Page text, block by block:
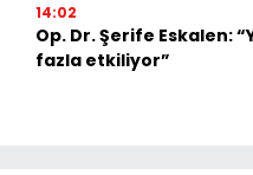
14:02
Op. Dr. Şerife Eskalen:
fazla etkiliyor”